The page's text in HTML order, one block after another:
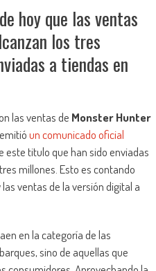
hoy que las ventas
los tres
a tiendas en
las ventas de Monster Hunter
un comunicado oficial
este titulo que han sido enviadas
millones. Esto es contando
ventas de la versión digital a
en la categoría de las
sino de aquellas que